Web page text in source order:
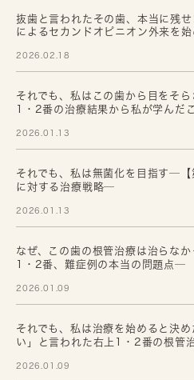
抜歯と言われたその歯、本当に残
によるセカンドオピニオン外来を
2026.02.18
それでも、私はこの歯から目をそ
1・2番の治療結果から私が学んだ
2026.01.13
それでも、私は無菌化を目指す─
に対する治療戦略─
2026.01.13
なぜ、この歯の根管治療は治らな
1・2番、難症例の本当の問題点─
2026.01.09
それでも、私は治療を始めると決
い」と言われた右上1・2番の根管
2026.01.09